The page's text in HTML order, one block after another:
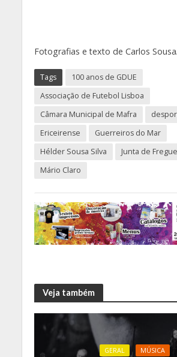
Fotografias e texto de Carlos
Tags
100 anos de GDUE
Associação de Futebol Lisboa
Câmara Municipal de Mafra
Ericeirense
Guerreiros do Mar
Hélder Sousa Silva
Junta de
Mário Claro
Veja também
GERAL MÚSICA